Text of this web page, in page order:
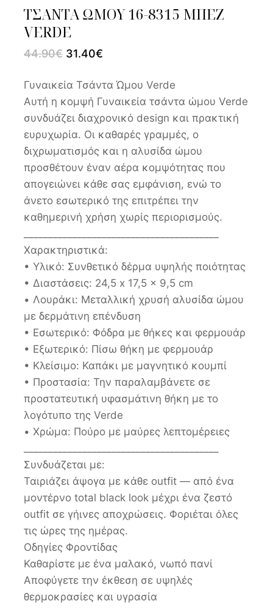
TΣΑΝΤΑ ΩΜΟΥ 16-8315 ΜΠΕΖ
VERDE
44.90€ 31.40€
Γυναικεία Τσάντα Ώμου Verde
Αυτή η κομψή Γυναικεία τσάντα ώμου Verde
συνδυάζει διαχρονικό design και πρακτική
ευρυχωρία. Οι καθαρές γραμμές, ο
διχρωματισμός και η αλυσίδα ώμου
προσθέτουν έναν αέρα κομψότητας που
απογειώνει κάθε σας εμφάνιση, ενώ το
άνετο εσωτερικό της επιτρέπει την
καθημερινή χρήση χωρίς περιορισμούς.
Χαρακτηριστικά:
• Υλικό: Συνθετικό δέρμα υψηλής ποιότητας
• Διαστάσεις: 24,5 x 17,5 x 9,5 cm
• Λουράκι: Μεταλλική χρυσή αλυσίδα ώμου
με δερμάτινη επένδυση
• Εσωτερικό: Φόδρα με θήκες και φερμουάρ
• Εξωτερικό: Πίσω θήκη με φερμουάρ
• Κλείσιμο: Καπάκι με μαγνητικό κουμπί
• Προστασία: Την παραλαμβάνετε σε
προστατευτική υφασμάτινη θήκη με το
λογότυπο της Verde
• Χρώμα: Πούρο με μαύρες λεπτομέρειες
Συνδυάζεται με:
Ταιριάζει άψογα με κάθε outfit — από ένα
μοντέρνο total black look μέχρι ένα ζεστό
outfit σε γήινες αποχρώσεις. Φοριέται όλες
τις ώρες της ημέρας.
Οδηγίες Φροντίδας
Καθαρίστε με ένα μαλακό, νωπό πανί
Αποφύγετε την έκθεση σε υψηλές
θερμοκρασίες και υγρασία